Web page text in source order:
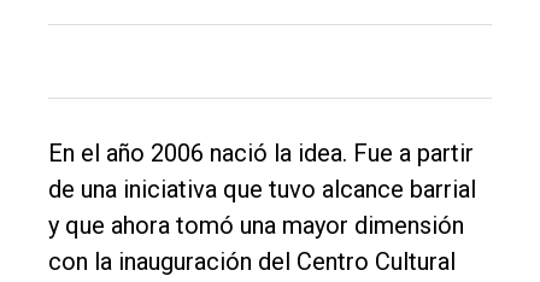
Balcarce
Int.
General
Política
En el año 2006 nació la idea. Fue a partir
de una iniciativa que tuvo alcance barrial
y que ahora tomó una mayor dimensión
con la inauguración del Centro Cultural